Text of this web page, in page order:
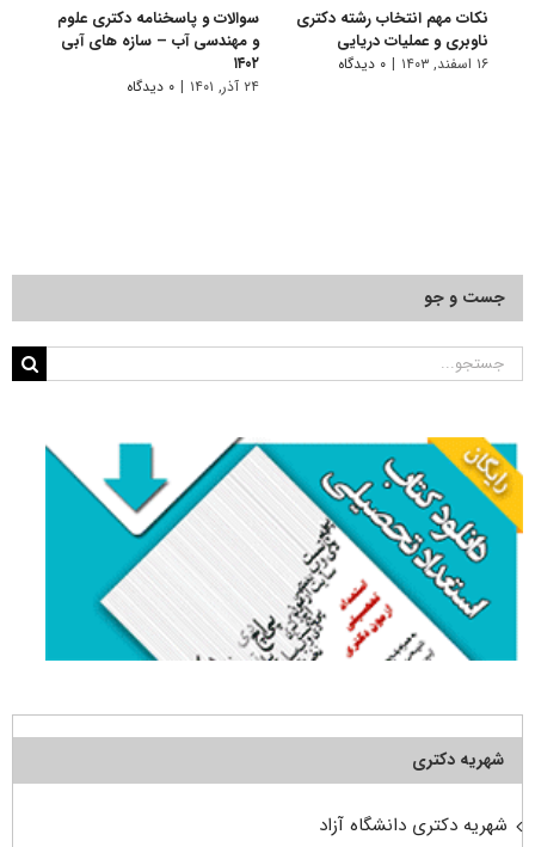
نکات مهم انتخاب رشته دکتری
ناوبری و عملیات دریایی
۱۶ اسفند, ۱۴۰۳ | ۰ دیدگاه
سوالات و پاسخنامه دکتری علوم
و مهندسی آب – سازه های آبی
۱۴۰۲
۲۴ آذر, ۱۴۰۱ | ۰ دیدگاه
جست و جو
جستجو
شهریه دکتری
شهریه دکتری دانشگاه آزاد